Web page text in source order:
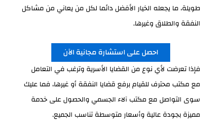
طويلة، ما يجعله الخيار الأفضل دائما لكل من يعاني من مشاكل
النفقة والطلاق وغيرها.
احصل على استشارة مجانية الآن
فإذا تعرضت لأي نوع من القضايا الأسرية وترغب في التعامل
مع مكتب محترف للقيام برفع قضايا النفقة أو غيرها، فما عليك
سوى التواصل مع مكتب آلاء الجسمي والحصول على خدمة
مميزة بجودة عالية وأسعار متوسطة تناسب الجميع.